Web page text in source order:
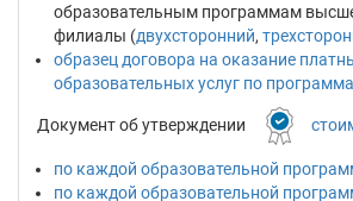
образовательным программам
филиалы (двухсторонний,
образец договора на оказание
образовательных услуг по
Документ об утверждении
по каждой образовательной
по каждой образовательной